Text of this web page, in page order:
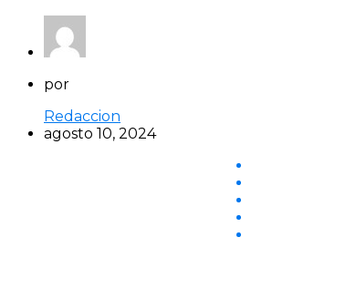
por
Redaccion
agosto 10, 2024